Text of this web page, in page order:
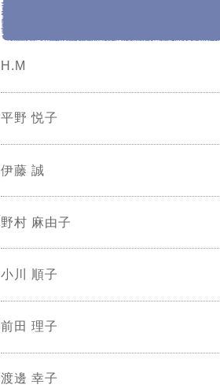
H.M
平野 悦子
伊藤 誠
野村 麻由子
小川 順子
前田 理子
渡邊 幸子